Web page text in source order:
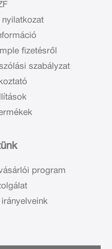
nyilatkozat
fizetésről
szabályzat
program